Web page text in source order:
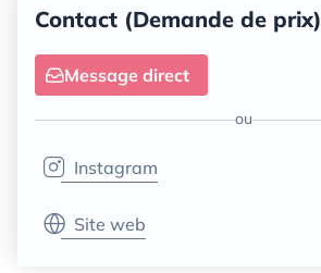
Contact (Demande de prix)
Message direct
ou
Instagram
Site web